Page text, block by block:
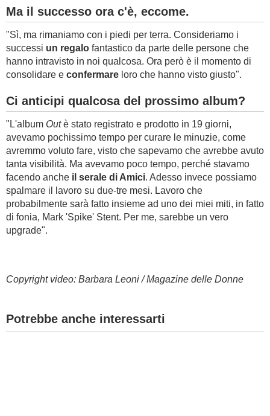
Ma il successo ora c'è, eccome.
"Sì, ma rimaniamo con i piedi per terra. Consideriamo i
successi un regalo fantastico da parte delle persone che
hanno intravisto in noi qualcosa. Ora però è il momento di
consolidare e confermare loro che hanno visto giusto".
Ci anticipi qualcosa del prossimo album?
"L'album Outè stato registrato e prodotto in 19 giorni,
avevamo pochissimo tempo per curare le minuzie, come
avremmo voluto fare, visto che sapevamo che avrebbe avuto
tanta visibilità. Ma avevamo poco tempo, perché stavamo
facendo anche il serale di Amici. Adesso invece possiamo
spalmare il lavoro su due-tre mesi. Lavoro che
probabilmente sarà fatto insieme ad uno dei miei miti, in fatto
di fonia, Mark 'Spike' Stent. Per me, sarebbe un vero
upgrade".
Copyright video: Barbara Leoni / Magazine delle Donne
Potrebbe anche interessarti